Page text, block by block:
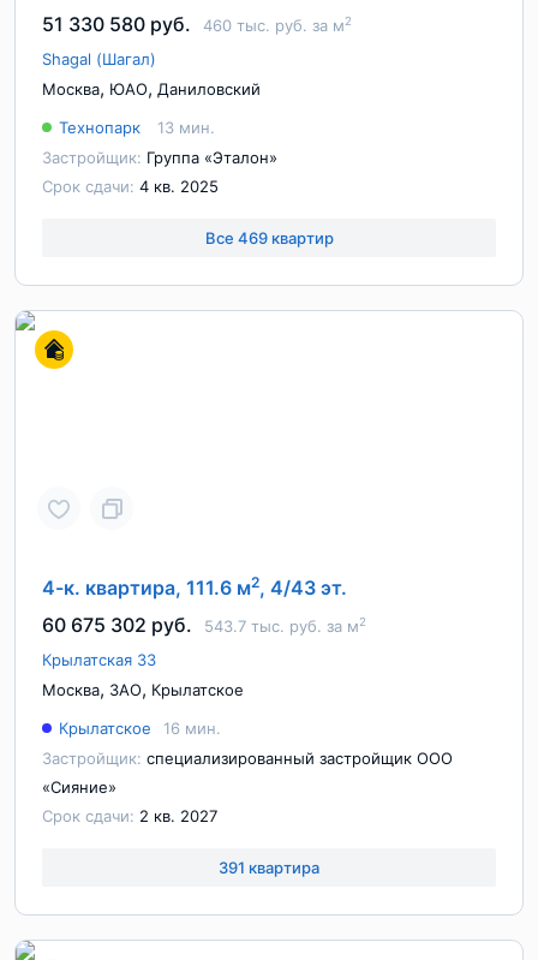
51 330 580 руб.
460 тыс. руб. за м2
Shagal (Шагал)
Москва, ЮАО, Даниловский
Технопарк
13 мин.
Застройщик: Группа «Эталон»
Срок сдачи: 4 кв. 2025
Все 469 квартир
4-к. квартира, 111.6 м2, 4/43 эт.
60 675 302 руб.
543.7 тыс. руб. за м2
Крылатская 33
Москва, ЗАО, Крылатское
Крылатское
16 мин.
Застройщик: специализированный застройщик ООО
«Сияние»
Срок сдачи: 2 кв. 2027
391 квартира